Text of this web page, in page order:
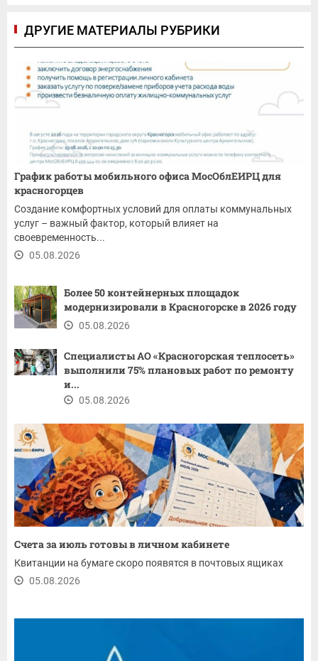
ДРУГИЕ МАТЕРИАЛЫ РУБРИКИ
График работы мобильного офиса МосОблЕИРЦ для
красногорцев
Создание комфортных условий для оплаты коммунальных
услуг – важный фактор, который влияет на
своевременность...
05.08.2026
Более 50 контейнерных площадок
модернизировали в Красногорске в 2026 году
05.08.2026
Специалисты АО «Красногорская теплосеть»
выполнили 75% плановых работ по ремонту
и...
05.08.2026
Счета за июль готовы в личном кабинете
Квитанции на бумаге скоро появятся в почтовых ящиках
05.08.2026